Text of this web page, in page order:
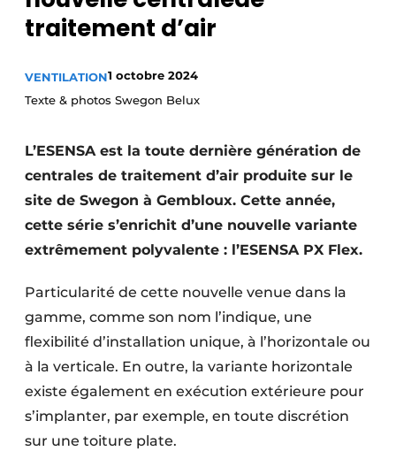
S’inscrire à l’événement
Termes et conditions
Video’s
traitement d’air
VENTILATION1 octobre 2024
Texte & photos Swegon Belux
L’ESENSA est la toute dernière génération de
centrales de traitement d’air produite sur le
site de Swegon à Gembloux. Cette année,
cette série s’enrichit d’une nouvelle variante
extrêmement polyvalente : l’ESENSA PX Flex.
Particularité de cette nouvelle venue dans la
gamme, comme son nom l’indique, une
flexibilité d’installation unique, à l’horizontale ou
à la verticale. En outre, la variante horizontale
existe également en exécution extérieure pour
s’implanter, par exemple, en toute discrétion
sur une toiture plate.